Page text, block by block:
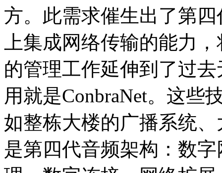
方。此需求催生出了第
上集成网络传输的能力
的管理工作延伸到了过
用就是ConbraNet。这些
如整栋大楼的广播系统
是第四代音频架构：数